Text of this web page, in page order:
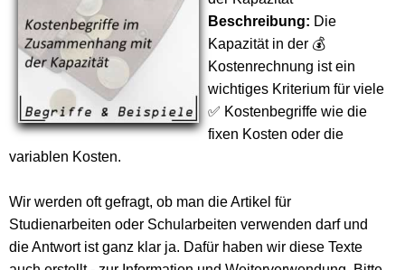
Beschreibung: Die
Kapazität in der 💰
Kostenrechnung ist ein
wichtiges Kriterium für viele
✅ Kostenbegriffe wie die
fixen Kosten oder die
variablen Kosten.
Wir werden oft gefragt, ob man die Artikel für
Studienarbeiten oder Schularbeiten verwenden darf und
die Antwort ist ganz klar ja. Dafür haben wir diese Texte